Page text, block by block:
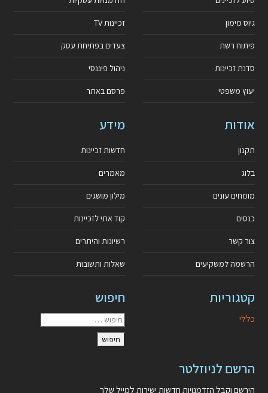
גיוס מימון
פיתוח רשת
סדנת זכיינות
יעוץ משפטי
זכיינות TV
צעדים בפתיחת עסק
ניהול פיננסי
פרסם באתר
אודות
תקנון
בלוג
מומחים עונים
כנסים
צור קשר
הרשמה למשקיעים
מידע
חדשות זכיינות
מאמרים
מילון מושגים
קוד אתי לזכיינות
רשיונות והיתרים
שאלות ותשובות
קטגוריות
כללי
חיפוש
הרשם לניוזלטר
הירשם וקבל הזדמנויות חדשות ישירות למייל שלך